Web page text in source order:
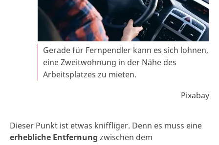
Gerade für Fernpendler kann es sich lohnen,
eine Zweitwohnung in der Nähe des
Arbeitsplatzes zu mieten.
Pixabay
Dieser Punkt ist etwas kniffliger. Denn es muss eine
erhebliche Entfernung zwischen dem